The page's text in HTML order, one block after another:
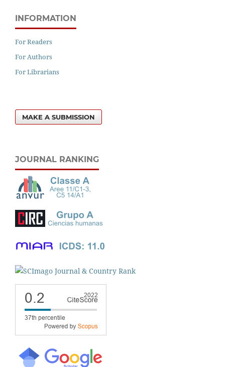
INFORMATION
For Readers
For Authors
For Librarians
MAKE A SUBMISSION
JOURNAL RANKING